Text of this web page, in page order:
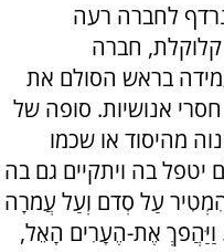
לחברה רעה
חברה
בראש הסולם את
אנושיות. סופה של
מהיסוד או שכמו
יטפל בה ויתקיים גם בה
עַל סְדֹם וְעַל עֲמֹרָה
אֶת-הֶעָרִים הָאֵל,